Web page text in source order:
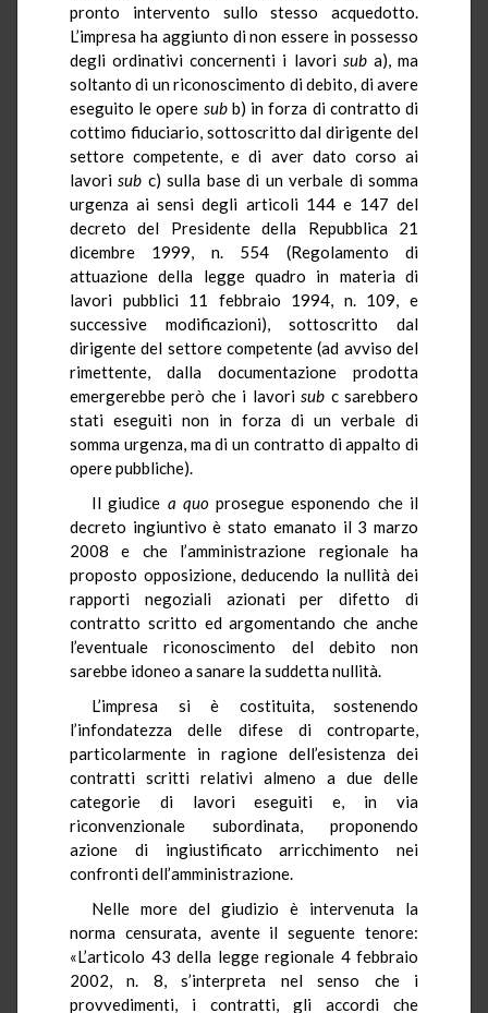
pronto intervento sullo stesso acquedotto.
L’impresa ha aggiunto di non essere in possesso
degli ordinativi concernenti i lavori suba), ma
soltanto di un riconoscimento di debito, di avere
eseguito le opere sub b) in forza di contratto di
cottimo fiduciario, sottoscritto dal dirigente del
settore competente, e di aver dato corso ai
lavorisub c) sulla base di un verbale di somma
urgenza ai sensi degli articoli 144 e 147 del
decreto del Presidente della Repubblica 21
dicembre 1999, n. 554 (Regolamento di
attuazione della legge quadro in materia di
lavori pubblici 11 febbraio 1994, n. 109, e
successive modificazioni), sottoscritto dal
dirigente del settore competente (ad avviso del
rimettente, dalla documentazione prodotta
emergerebbe però che i lavorisub c sarebbero
stati eseguiti non in forza di un verbale di
somma urgenza, ma di un contratto di appalto di
opere pubbliche).
Il giudice a quoprosegue esponendo che il
decreto ingiuntivo è stato emanato il 3 marzo
2008 e che l’amministrazione regionale ha
proposto opposizione, deducendo la nullità dei
rapporti negoziali azionati per difetto di
contratto scritto ed argomentando che anche
l’eventuale riconoscimento del debito non
sarebbe idoneo a sanare la suddetta nullità.
L’impresa si è costituita, sostenendo
l’infondatezza delle difese di controparte,
particolarmente in ragione dell’esistenza dei
contratti scritti relativi almeno a due delle
categorie di lavori eseguiti e, in via
riconvenzionale subordinata, proponendo
azione di ingiustificato arricchimento nei
confronti dell’amministrazione.
Nelle more del giudizio è intervenuta la
norma censurata, avente il seguente tenore:
«L’articolo 43 della legge regionale 4 febbraio
2002, n. 8, s’interpreta nel senso che i
provvedimenti, i contratti, gli accordi che